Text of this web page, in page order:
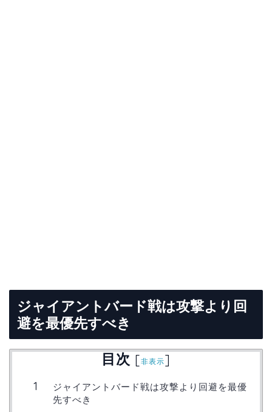
ジャイアントバード戦は攻撃より回
避を最優先すべき
目次 [非表示]
ジャイアントバード戦は攻撃より回避を最優
先すべき